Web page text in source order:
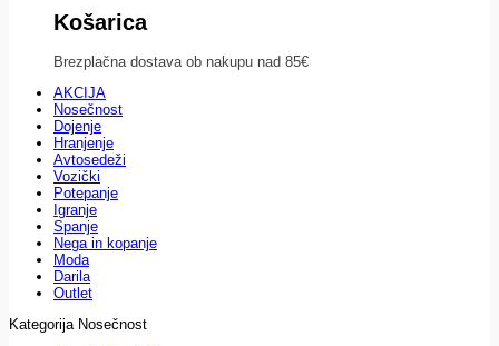
Košarica
Brezplačna dostava ob nakupu nad 85€
AKCIJA
Nosečnost
Dojenje
Hranjenje
Avtosedeži
Vozički
Potepanje
Igranje
Spanje
Nega in kopanje
Moda
Darila
Outlet
Kategorija Nosečnost